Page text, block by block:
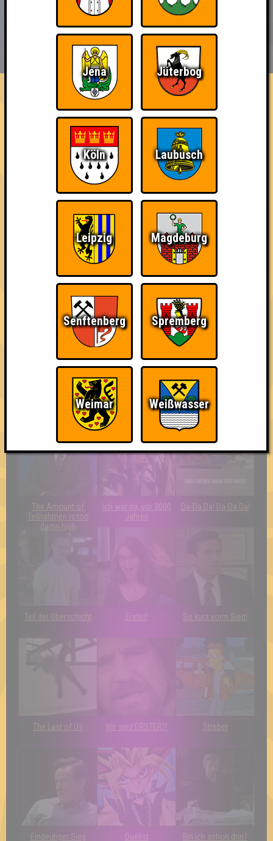
HIGHSCORE RESERVIERUNG
FAQ ÜBER UNS
Insane in the Brain
Errungenschaften
Kleiner Hinweis: bei uns sind Teams, die in einem Stechen
verlieren, trotzdem auf dem 1. Platz - den haben sie sich
schließlich verdient! Entsprechend gibt es für diese auch
Errungenschaften für den 1. Platz.
Wiederzehn macht
Knapp daneben!
Schon wieder zum
Quizveteran
Wir sind immer bei
Nerven aus Stahl
The Amount of
Teilnahmen is too
damn high
Ich war da, vor 3000
Jahren
Da-Da Da! Da-Da Da!
Teil der Oberschicht Erster! So kurz vorm Sieg!
The Last of Us Wir sind ERSTER?! Streber
Eindeutiger Sieg Duelist Bin ich schon drin?
Jena Jüterbog
Köln Laubusch
Leipzig Magdeburg
Senftenberg Spremberg
Weimar Weißwasser